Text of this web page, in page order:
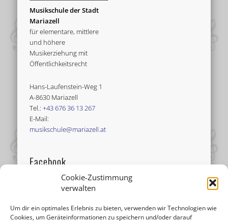
Cookie-Zustimmung
verwalten
Um dir ein optimales Erlebnis zu bieten, verwenden wir Technologien wie
Cookies, um Geräteinformationen zu speichern und/oder darauf
Musikschule der Stadt
Mariazell
für elementare, mittlere
und höhere
Musikerziehung mit
Öffentlichkeitsrecht
Hans-Laufenstein-Weg 1
A-8630 Mariazell
Tel.:+43 676 36 13 267
E-Mail:
musikschule@mariazell.at
Facebook